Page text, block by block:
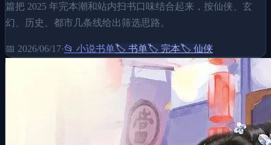
篇把 2025 年完本潮和站内扫书口味结合起来，按仙侠、玄
幻、历史、都市几条线给出筛选思路。
📅 2026/06/17·📂 小说书单🏷️ 书单🏷️ 完本🏷️ 仙侠